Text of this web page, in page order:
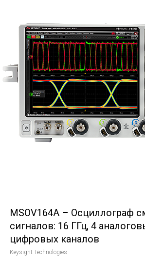
MSOV164A – Осциллограф
сигналов: 16 ГГц, 4
цифровых каналов
Keysight Technologies